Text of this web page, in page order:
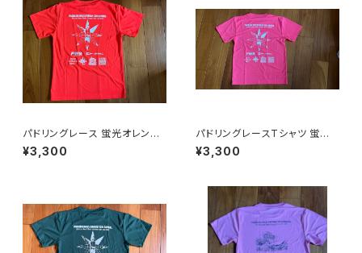
パドリングレース 蛍光オレンジ
のLサイズTシャツ
¥3,300
パドリングレースTシャツ 蛍光
ピンクLサイズ
¥3,300